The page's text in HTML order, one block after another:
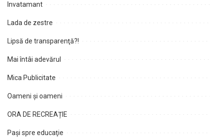
Invatamant
Lada de zestre
Lipsă de transparenţă?!
Mai întâi adevărul
Mica Publicitate
Oameni şi oameni
ORA DE RECREAȚIE
Paşi spre educaţie